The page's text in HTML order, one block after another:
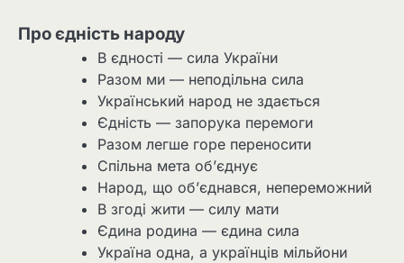
Про єдність народу
В єдності — сила України
Разом ми — неподільна сила
Український народ не здається
Єдність — запорука перемоги
Разом легше горе переносити
Спільна мета об’єднує
Народ, що об’єднався, непереможний
В згоді жити — силу мати
Єдина родина — єдина сила
Україна одна, а українців мільйони